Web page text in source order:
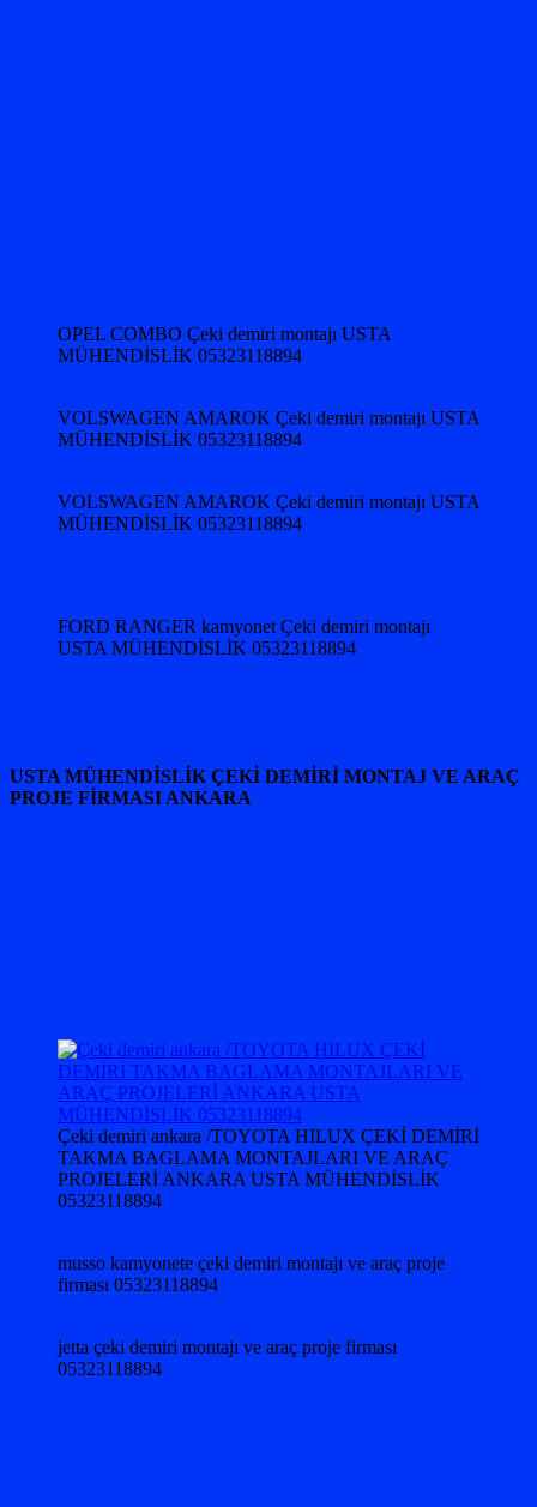
OPEL COMBO Çeki demiri montajı USTA
MÜHENDİSLİK 05323118894
VOLSWAGEN AMAROK Çeki demiri montajı USTA
MÜHENDİSLİK 05323118894
VOLSWAGEN AMAROK Çeki demiri montajı USTA
MÜHENDİSLİK 05323118894
FORD RANGER kamyonet Çeki demiri montajı
USTA MÜHENDİSLİK 05323118894
USTA MÜHENDİSLİK ÇEKİ DEMİRİ MONTAJ VE ARAÇ
PROJE FİRMASI ANKARA
Çeki demiri ankara /TOYOTA HILUX ÇEKİ DEMİRİ
TAKMA BAGLAMA MONTAJLARI VE ARAÇ
PROJELERİ ANKARA USTA MÜHENDİSLİK
05323118894
musso kamyonete çeki demiri montajı ve araç proje
firması 05323118894
jetta çeki demiri montajı ve araç proje firması
05323118894